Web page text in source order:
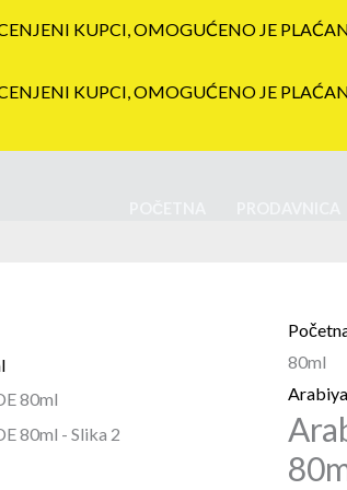
KUPCI, OMOGUĆENO JE
KUPCI, OMOGUĆENO JE
80ml
SUEDE
80ml
količina